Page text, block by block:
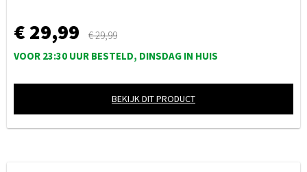
€ 29,99
€ 29,99
VOOR 23:30 UUR BESTELD, DINSDAG IN HUIS
BEKIJK DIT PRODUCT